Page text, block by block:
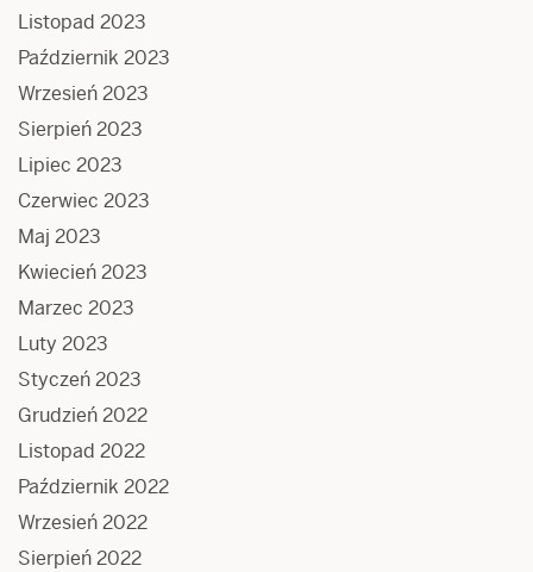
Listopad 2023
Październik 2023
Wrzesień 2023
Sierpień 2023
Lipiec 2023
Czerwiec 2023
Maj 2023
Kwiecień 2023
Marzec 2023
Luty 2023
Styczeń 2023
Grudzień 2022
Listopad 2022
Październik 2022
Wrzesień 2022
Sierpień 2022